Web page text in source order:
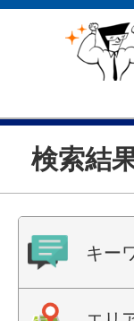
検索結
キー